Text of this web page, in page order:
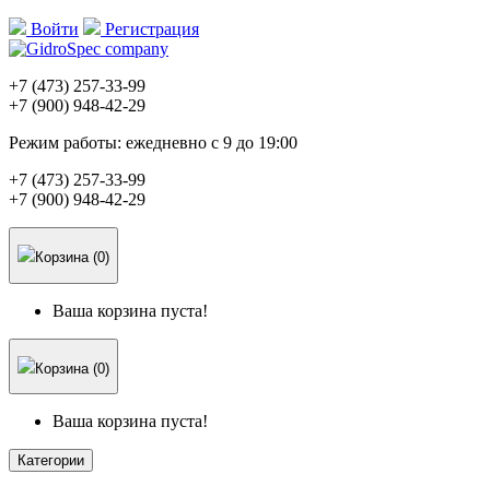
Войти Регистрация
+7 (473) 257-33-99
+7 (900) 948-42-29
Режим работы: ежедневно с 9 до 19:00
+7 (473) 257-33-99
+7 (900) 948-42-29
Корзина (0)
Ваша корзина пуста!
Корзина (0)
Ваша корзина пуста!
Категории